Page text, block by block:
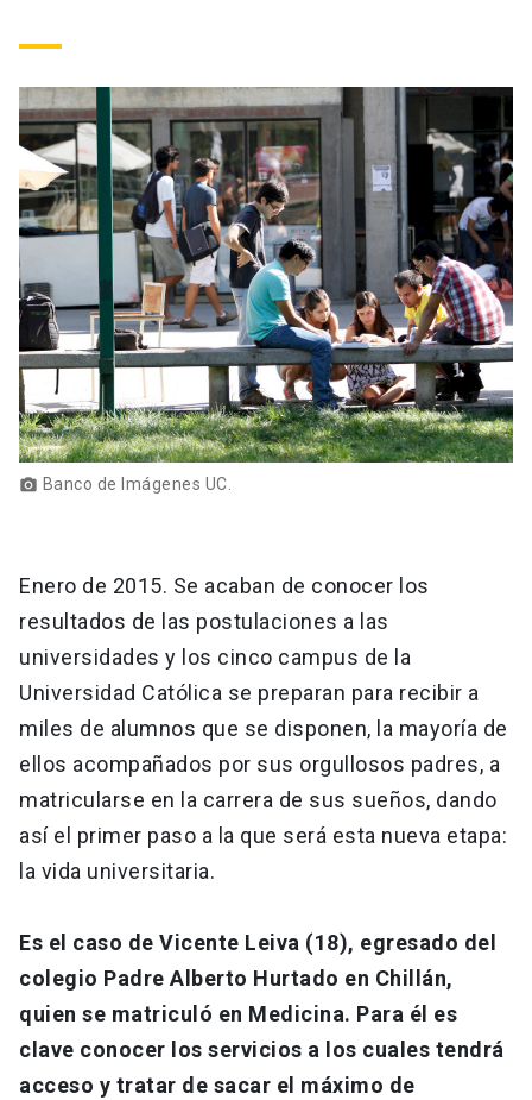
Académicos
Personal
Alumni launch
Padres y familia
Vecinos launch
Mi Cuenta UC launch
Correo UC launch
Mi Portal UC launch
Medios Biblioteca launch
Donaciones launch
photo_camera Banco de Imágenes UC.
Enero de 2015. Se acaban de conocer los
resultados de las postulaciones a las
universidades y los cinco campus de la
Universidad Católica se preparan para recibir a
miles de alumnos que se disponen, la mayoría de
ellos acompañados por sus orgullosos padres, a
matricularse en la carrera de sus sueños, dando
así el primer paso a la que será esta nueva etapa:
la vida universitaria.
Es el caso de Vicente Leiva (18), egresado del
colegio Padre Alberto Hurtado en Chillán,
quien se matriculó en Medicina. Para él es
clave conocer los servicios a los cuales tendrá
acceso y tratar de sacar el máximo de